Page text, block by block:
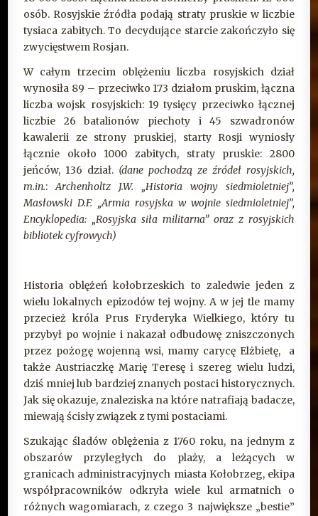
osób. Rosyjskie źródła podają straty pruskie w liczbie
tysiaca zabitych. To decydujące starcie zakończyło się
zwycięstwem Rosjan.
W całym trzecim oblężeniu liczba rosyjskich dział
wynosiła 89 – przeciwko 173 działom pruskim, łączna
liczba wojsk rosyjskich: 19 tysięcy przeciwko łącznej
liczbie 26 batalionów piechoty i 45 szwadronów
kawalerii ze strony pruskiej, starty Rosji wyniosły
łącznie około 1000 zabitych, straty pruskie: 2800
jeńców, 136 dział. (dane pochodzą ze źródeł rosyjskich,
m.in.:Archenholtz J.W. „Historia wojny siedmioletniej”,
Masłowski D.F. „Armia rosyjska w wojnie siedmioletniej”,
Encyklopedia: „Rosyjska siła militarna” oraz z rosyjskich
bibliotek cyfrowych)
Historia oblężeń kołobrzeskich to zaledwie jeden z
wielu lokalnych epizodów tej wojny. A w jej tle mamy
przecież króla Prus Fryderyka Wielkiego, który tu
przybył po wojnie i nakazał odbudowę zniszczonych
przez pożogę wojenną wsi, mamy carycę Elżbietę, a
także Austriaczkę Marię Teresę i szereg wielu ludzi,
dziś mniej lub bardziej znanych postaci historycznych.
Jak się okazuje, znaleziska na które natrafiają badacze,
miewają ścisły związek z tymi postaciami.
Szukając śladów oblężenia z 1760 roku, na jednym z
obszarów przyległych do plaży, a leżących w
granicach administracyjnych miasta Kołobrzeg, ekipa
współpracowników odkryła wiele kul armatnich o
różnych wagomiarach, z czego 3 największe „bestie”